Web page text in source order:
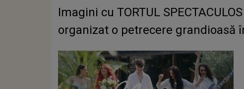
Imagini cu TORTUL
organizat o petrecere grandioasă